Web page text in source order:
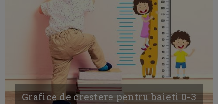
Grafice de crestere pentru baieti 0-3